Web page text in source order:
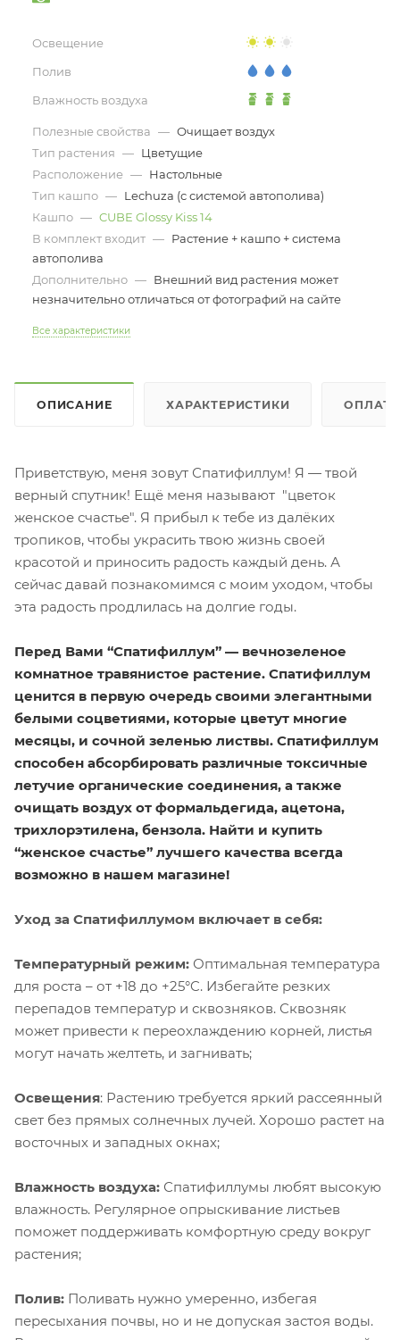
Освещение
Полив
Влажность воздуха
Полезные свойства — Очищает воздух
Тип растения — Цветущие
Расположение — Настольные
Тип кашпо — Lechuza (с системой автополива)
Кашпо — CUBE Glossy Kiss 14
В комплект входит — Растение + кашпо + система
автополива
Дополнительно — Внешний вид растения может
незначительно отличаться от фотографий на сайте
Все характеристики
ОПИСАНИЕ ХАРАКТЕРИСТИКИ
Приветствую, меня зовут Спатифиллум! Я — твой
верный спутник! Ещё меня называют "цветок
женское счастье". Я прибыл к тебе из далёких
тропиков, чтобы украсить твою жизнь своей
красотой и приносить радость каждый день. А
сейчас давай познакомимся с моим уходом, чтобы
эта радость продлилась на долгие годы.
Перед Вами “Спатифиллум” — вечнозеленое
комнатное травянистое растение. Спатифиллум
ценится в первую очередь своими элегантными
белыми соцветиями, которые цветут многие
месяцы, и сочной зеленью листвы. Спатифиллум
способен абсорбировать различные токсичные
летучие органические соединения, а также
очищать воздух от формальдегида, ацетона,
трихлорэтилена, бензола. Найти и купить
“женское счастье” лучшего качества всегда
возможно в нашем магазине!
Уход за Спатифиллумом включает в себя:
Температурный режим: Оптимальная температура
для роста – от +18 до +25°C. Избегайте резких
перепадов температур и сквозняков. Сквозняк
может привести к переохлаждению корней, листья
могут начать желтеть, и загнивать;
Освещения: Растению требуется яркий рассеянный
свет без прямых солнечных лучей. Хорошо растет на
восточных и западных окнах;
Влажность воздуха: Спатифиллумы любят высокую
влажность. Регулярное опрыскивание листьев
поможет поддерживать комфортную среду вокруг
растения;
Полив: Поливать нужно умеренно, избегая
пересыхания почвы, но и не допуская застоя воды.